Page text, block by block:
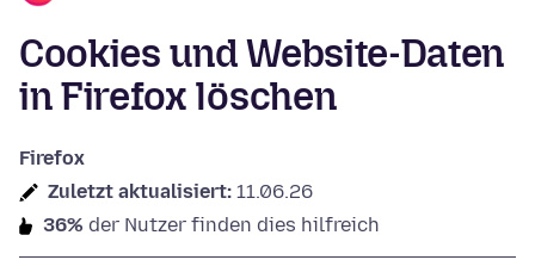
Cookies und Website-Daten
in Firefox löschen
Firefox
Zuletzt aktualisiert: 11.06.26
36% der Nutzer finden dies hilfreich